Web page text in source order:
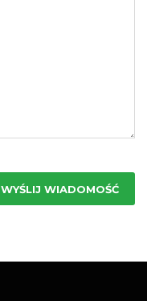
WYŚLIJ WIADOMOŚĆ